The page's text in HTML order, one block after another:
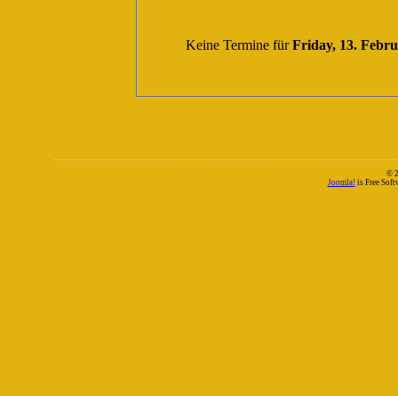
Keine Termine fürFriday, 13.
©
Joomla! is Free